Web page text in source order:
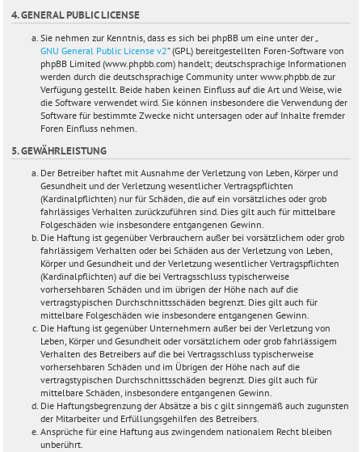
4. GENERAL PUBLIC LICENSE
Sie nehmen zur Kenntnis, dass es sich bei phpBB um eine unter der „
GNU General Public License v2“ (GPL) bereitgestellten Foren-Software von
phpBB Limited (www.phpbb.com) handelt; deutschsprachige Informationen
werden durch die deutschsprachige Community unter www.phpbb.de zur
Verfügung gestellt. Beide haben keinen Einfluss auf die Art und Weise, wie
die Software verwendet wird. Sie können insbesondere die Verwendung der
Software für bestimmte Zwecke nicht untersagen oder auf Inhalte fremder
Foren Einfluss nehmen.
5. GEWÄHRLEISTUNG
Der Betreiber haftet mit Ausnahme der Verletzung von Leben, Körper und
Gesundheit und der Verletzung wesentlicher Vertragspflichten
(Kardinalpflichten) nur für Schäden, die auf ein vorsätzliches oder grob
fahrlässiges Verhalten zurückzuführen sind. Dies gilt auch für mittelbare
Folgeschäden wie insbesondere entgangenen Gewinn.
Die Haftung ist gegenüber Verbrauchern außer bei vorsätzlichem oder grob
fahrlässigem Verhalten oder bei Schäden aus der Verletzung von Leben,
Körper und Gesundheit und der Verletzung wesentlicher Vertragspflichten
(Kardinalpflichten) auf die bei Vertragsschluss typischerweise
vorhersehbaren Schäden und im übrigen der Höhe nach auf die
vertragstypischen Durchschnittsschäden begrenzt. Dies gilt auch für
mittelbare Folgeschäden wie insbesondere entgangenen Gewinn.
Die Haftung ist gegenüber Unternehmern außer bei der Verletzung von
Leben, Körper und Gesundheit oder vorsätzlichem oder grob fahrlässigem
Verhalten des Betreibers auf die bei Vertragsschluss typischerweise
vorhersehbaren Schäden und im Übrigen der Höhe nach auf die
vertragstypischen Durchschnittsschäden begrenzt. Dies gilt auch für
mittelbare Schäden, insbesondere entgangenen Gewinn.
Die Haftungsbegrenzung der Absätze a bis c gilt sinngemäß auch zugunsten
der Mitarbeiter und Erfüllungsgehilfen des Betreibers.
Ansprüche für eine Haftung aus zwingendem nationalem Recht bleiben
unberührt.